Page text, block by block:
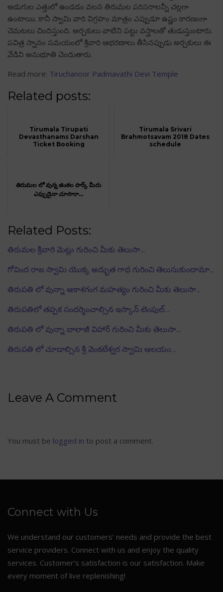
అడుగుల ఎత్తులో ఉండడం వలన తిరుమల పరిసరాలన్నీ చల్లగా
ఉంటాయి. కానీ స్వామి వారి విగ్రహం మాత్రం ఎప్పుడూ ఉష్ణం కారణంగా
చెమటలు చిందిస్తుంది. అర్చకులు వాటిని పట్టు వస్త్రాలతో తుడుస్తుంటారు.
పవిత్ర స్నానం సమయంలో శ్రీవారి ఆభరణాలు తీసినప్పుడు అర్చకులు ఈ
వేడిని అనుభూతి చెందుతారు.
Read more: Tiruchanoor Padmavathi Devi Temple
Related posts:
Tirumala Tirupati
Devasthanams Darshan
Ticket Booking
Tirumala Srivari
Brahmotsavam 2018 Dates
schedule
తిరుమల లో వున్న జింకల పార్క్ మీరు
ఎప్పుడైనా చూసారా...
Related Posts:
తిరుమల శ్రీవారి మెట్లు గురించి మీకు తెలుసా...
గోవింద రాజ స్వామి యొక్క అద్భుత గాధ గురించి తెలుసుకుందామా...
తిరుపతి లో వున్నా ఆకాశగంగ మహత్యం గురించి మీకు తెలుసా...
తిరుపతిలో తప్పక సందర్శించాల్సిన ఇస్కాన్ టెంపుల్…
తిరుపతి లో వున్నా బాలాజీ విహార్ గురించి మీకు తెలుసా...
తిరుపతి లో చూడాల్సిన శ్రీ వెంకటేశ్వర స్వామి ఆలయం…
Leave A Comment
You must be logged in to post a comment.
Connect with Us
We understand our customers’ needs and provide the best
service providers. Connect with us and enjoy the quality
services. Customer’s satisfaction is our satisfaction. Make
every moment of live replenishing!